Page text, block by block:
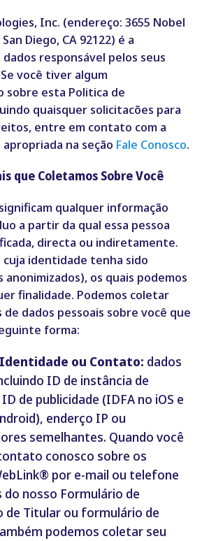
Inc. (endereço: 3655 Nobel
Diego, CA 92122) é a
responsável pelos seus
você tiver algum
sobre esta Politica de
quaisquer solicitacões para
entre em contato com a
na seção Fale Conosco.
que Coletamos Sobre Você
qualquer informação
a partir da qual essa pessoa
directa ou indiretamente.
cuja identidade tenha sido
anonimizados), os quais podemos
finalidade. Podemos coletar
dados pessoais sobre você que
forma:
ou Contato: dados
ID de instância de
de publicidade (IDFA no iOS e
enderço IP ou
semelhantes. Quando você
conosco sobre os
por e-mail ou telefone
do nosso Formulário de
de Titularou formulário de
podemos coletar seu